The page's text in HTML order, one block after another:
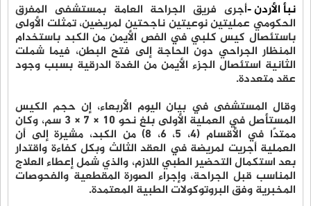
نبأ الأردن -أجرى فريق الجراحة العامة بمستشفى المفرق
الحكومي عمليتين نوعيتين ناجحتين لمريضين، تمثلت الأولى
باستئصال كيس كلبي في الفص الأيمن من الكبد باستخدام
المنظار الجراحي دون الحاجة إلى فتح البطن، فيما شملت
الثانية استئصال الجزء الأيمن من الغدة الدرقية بسبب وجود
عقد متعددة.
وقال المستشفى في بيان اليوم الأربعاء، إن حجم الكيس
المستأصل في العملية الأولى بلغ نحو 10 × 7 × 3 سم، وكان
ممتدًا في الأقسام (4، 5، 6، 8) من الكبد، مشيرة إلى أن
العملية أجريت لمريضة في العقد الثالث وبكل كفاءة واقتدار
بعد استكمال التحضير الطبي اللازم، والذي شمل إعطاء العلاج
المناسب قبل الجراحة، وإجراء الصورة المقطعية والفحوصات
المخبرية وفق البروتوكولات الطبية المعتمدة.